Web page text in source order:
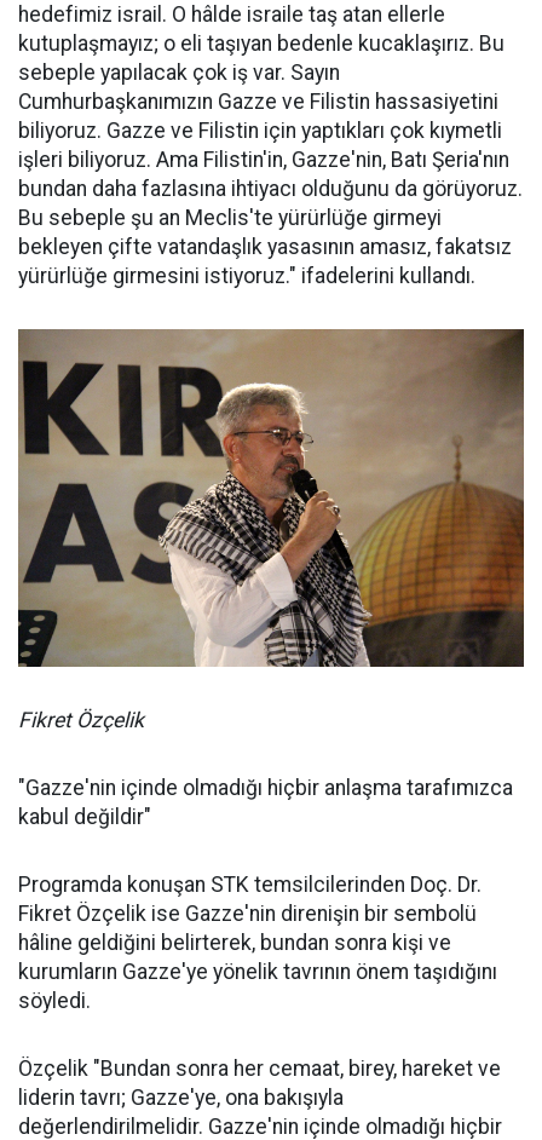
hedefimiz israil. O hâlde israile taş atan ellerle
kutuplaşmayız; o eli taşıyan bedenle kucaklaşırız. Bu
sebeple yapılacak çok iş var. Sayın
Cumhurbaşkanımızın Gazze ve Filistin hassasiyetini
biliyoruz. Gazze ve Filistin için yaptıkları çok kıymetli
işleri biliyoruz. Ama Filistin'in, Gazze'nin, Batı Şeria'nın
bundan daha fazlasına ihtiyacı olduğunu da görüyoruz.
Bu sebeple şu an Meclis'te yürürlüğe girmeyi
bekleyen çifte vatandaşlık yasasının amasız, fakatsız
yürürlüğe girmesini istiyoruz." ifadelerini kullandı.
Fikret Özçelik
"Gazze'nin içinde olmadığı hiçbir anlaşma tarafımızca
kabul değildir"
Programda konuşan STK temsilcilerinden Doç. Dr.
Fikret Özçelik ise Gazze'nin direnişin bir sembolü
hâline geldiğini belirterek, bundan sonra kişi ve
kurumların Gazze'ye yönelik tavrının önem taşıdığını
söyledi.
Özçelik "Bundan sonra her cemaat, birey, hareket ve
liderin tavrı; Gazze'ye, ona bakışıyla
değerlendirilmelidir. Gazze'nin içinde olmadığı hiçbir